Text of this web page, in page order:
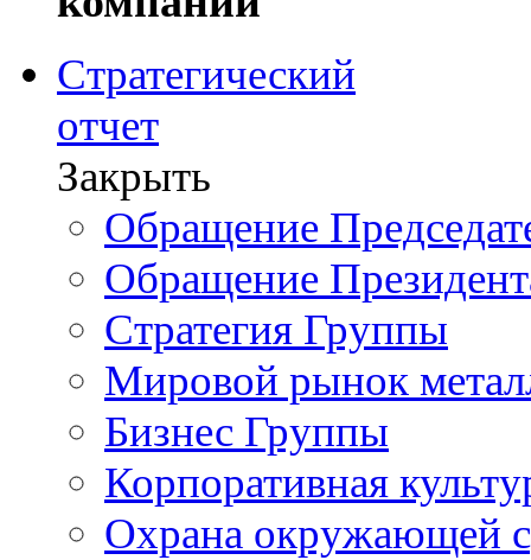
Стратегический
отчет
Закрыть
Обращение
Обращение
Стратегия Группы
Мировой рынок
Бизнес Группы
Корпоративная
Охрана окружающей